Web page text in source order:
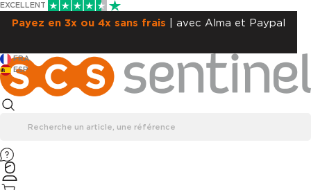
EXCELLENT
Payez en 3x ou 4x sans frais | avec Alma et Paypal
FRA
ESP